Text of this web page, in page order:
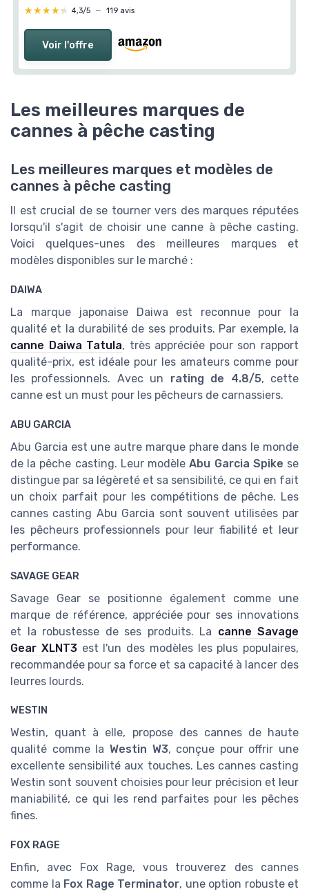
★★★★★
★★★★★ 4,3/5 — 119 avis
Voir l'offre
Les meilleures marques de
cannes à pêche casting
Les meilleures marques et modèles de
cannes à pêche casting
Il est crucial de se tourner vers des marques réputées
lorsqu'il s'agit de choisir une canne à pêche casting.
Voici quelques-unes des meilleures marques et
modèles disponibles sur le marché :
DAIWA
La marque japonaise Daiwa est reconnue pour la
qualité et la durabilité de ses produits. Par exemple, la
canne Daiwa Tatula, très appréciée pour son rapport
qualité-prix, est idéale pour les amateurs comme pour
les professionnels. Avec un rating de 4.8/5, cette
canne est un must pour les pêcheurs de carnassiers.
ABU GARCIA
Abu Garcia est une autre marque phare dans le monde
de la pêche casting. Leur modèleAbu Garcia Spike se
distingue par sa légèreté et sa sensibilité, ce qui en fait
un choix parfait pour les compétitions de pêche. Les
cannes casting Abu Garcia sont souvent utilisées par
les pêcheurs professionnels pour leur fiabilité et leur
performance.
SAVAGE GEAR
Savage Gear se positionne également comme une
marque de référence, appréciée pour ses innovations
et la robustesse de ses produits. La canne Savage
Gear XLNT3est l'un des modèles les plus populaires,
recommandée pour sa force et sa capacité à lancer des
leurres lourds.
WESTIN
Westin, quant à elle, propose des cannes de haute
qualité comme la Westin W3, conçue pour offrir une
excellente sensibilité aux touches. Les cannes casting
Westin sont souvent choisies pour leur précision et leur
maniabilité, ce qui les rend parfaites pour les pêches
fines.
FOX RAGE
Enfin, avec Fox Rage, vous trouverez des cannes
comme la Fox Rage Terminator, une option robuste et